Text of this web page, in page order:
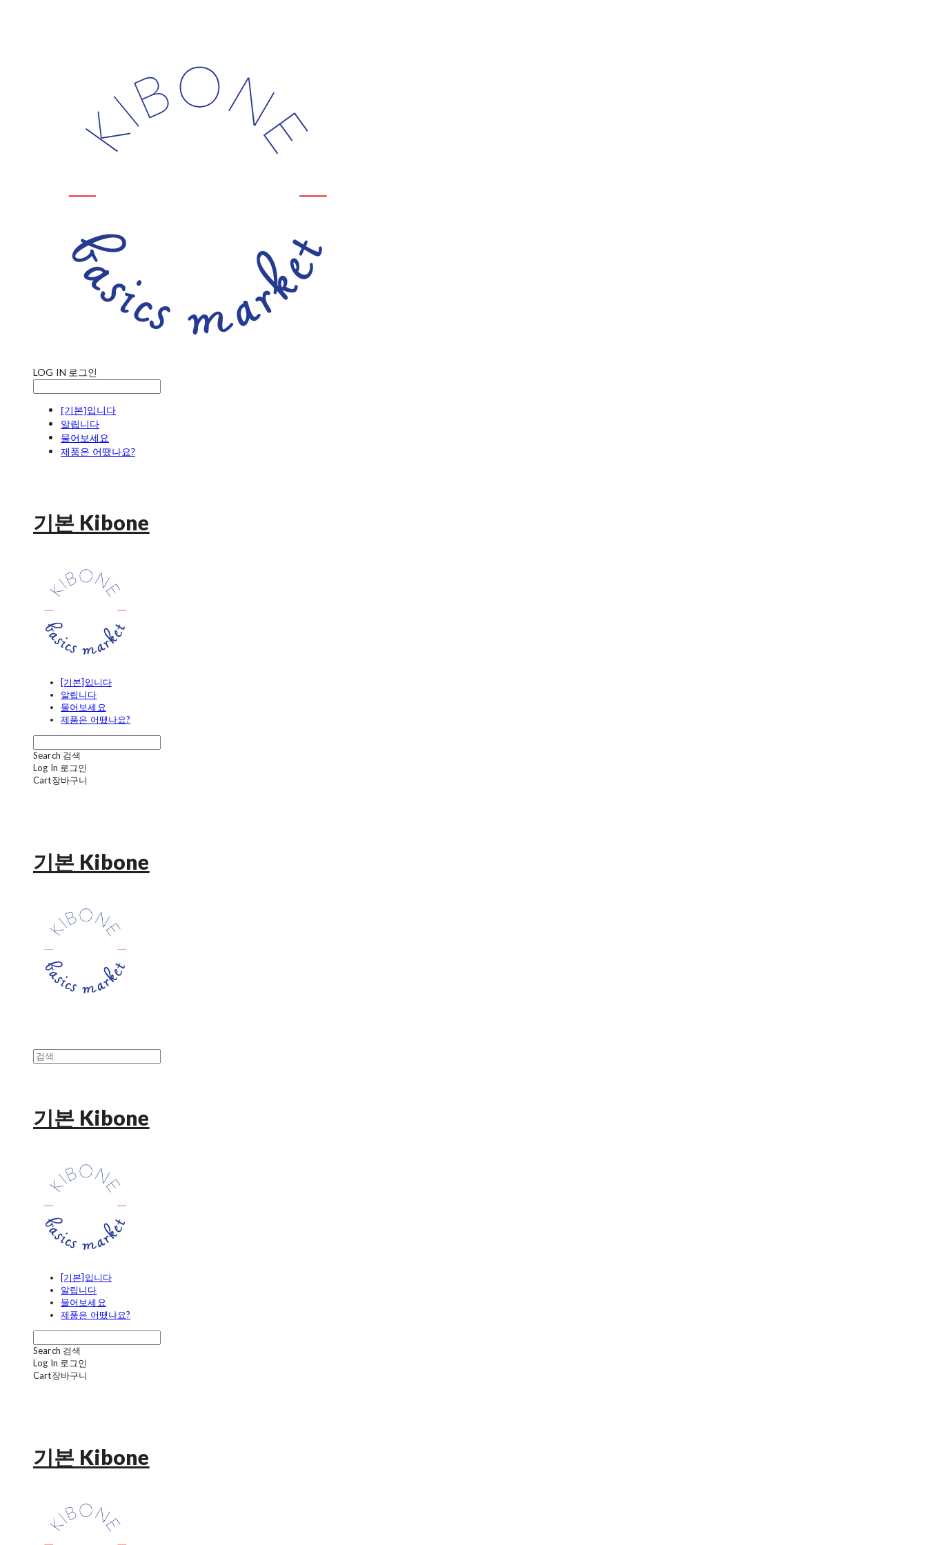
LOG IN 로그인
[기본]입니다
알립니다
물어보세요
제품은 어땠나요?
기본 Kibone
[기본]입니다
알립니다
물어보세요
제품은 어땠나요?
Search 검색
Log In 로그인
Cart장바구니
기본 Kibone
기본 Kibone
[기본]입니다
알립니다
물어보세요
제품은 어땠나요?
Search 검색
Log In 로그인
Cart장바구니
기본 Kibone